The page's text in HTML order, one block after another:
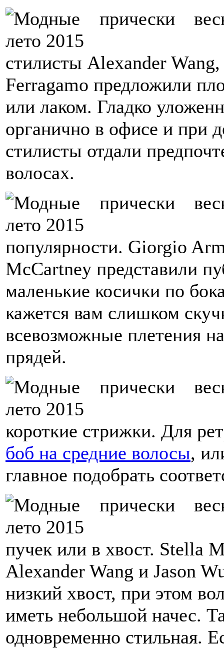
стилисты Alexander
Ferragamo предложили
или лаком. Гладко
органично в офисе и при
стилисты отдали
волосах.
популярности. Giorgio
McCartney представили
маленькие косички по
кажется вам слишком
всевозможные плетения
прядей.
короткие стрижки. Для
боб на средние волосы,
главное подобрать
пучек или в хвост. Stella
Alexander Wang и Jason
низкий хвост, при этом
иметь небольшой начес.
одновременно стильная.